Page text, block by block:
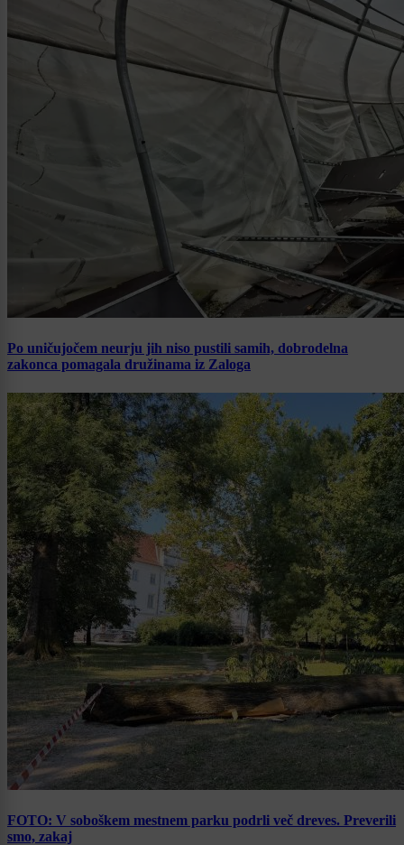
Po uničujočem neurju jih niso pustili samih, dobrodelna
zakonca pomagala družinama iz Zaloga
FOTO: V soboškem mestnem parku podrli več dreves. Preverili
smo, zakaj